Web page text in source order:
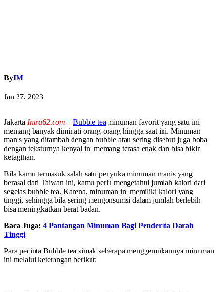
ByIM
Jan 27, 2023
Jakarta Intra62.com – Bubble tea minuman favorit yang satu ini
memang banyak diminati orang-orang hingga saat ini. Minuman
manis yang ditambah dengan bubble atau sering disebut juga boba
dengan teksturnya kenyal ini memang terasa enak dan bisa bikin
ketagihan.
Bila kamu termasuk salah satu penyuka minuman manis yang
berasal dari Taiwan ini, kamu perlu mengetahui jumlah kalori dari
segelas bubble tea. Karena, minuman ini memiliki kalori yang
tinggi, sehingga bila sering mengonsumsi dalam jumlah berlebih
bisa meningkatkan berat badan.
Baca Juga: 4 Pantangan Minuman Bagi Penderita Darah
Tinggi
Para pecinta Bubble tea simak seberapa menggemukannya minuman
ini melalui keterangan berikut: